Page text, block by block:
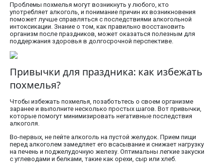
Проблемы похмелья могут возникнуть у любого, кто
употребляет алкоголь, и понимание причин их возникновения
поможет лучше справляться с последствиями алкогольной
интоксикации. Знание о том, как правильно восстановить
организм после праздников, может оказаться полезным для
поддержания здоровья в долгосрочной перспективе.
Привычки для праздника: как избежать
похмелья?
Чтобы избежать похмелья, позаботьтесь о своем организме
заранее и выполните несколько простых шагов. Вот привычки,
которые помогут минимизировать негативные последствия
алкоголя.
Во-первых, не пейте алкоголь на пустой желудок. Прием пищи
перед алкоголем замедляет его всасывание и снижает нагрузку
на печень и поджелудочную железу. Оптимальны легкие закуски
с углеводами и белками, такие как орехи, сыр или хлеб.